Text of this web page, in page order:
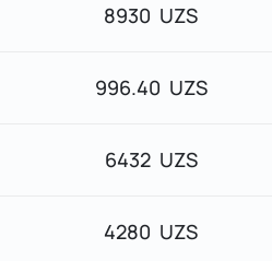
8930 UZS
996.40 UZS
6432 UZS
4280 UZS